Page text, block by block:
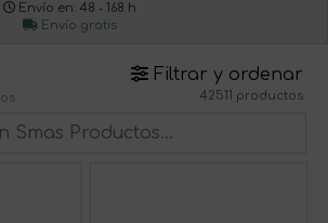
Envío en: 48 - 168 h
Envío gratis
Filtrar y ordenar
42511 productos